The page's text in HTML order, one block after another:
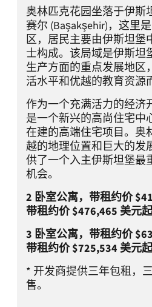
奥林匹克花园坐落于伊斯
赛尔 (Başakşehir)，这里
区，居民主要由伊斯坦堡
士构成。该局域是伊斯坦
生产方面的重点发展地区
活水平和优越的教育资源
作为一个充满活力的经济
是一个新兴的高尚住宅中
在建的高端住宅项目。奥
越的地理位置和巨大的发
供了一个入主伊斯坦堡最
机会。
2 卧室公寓，带租约价
带租约价 $476,465 美元起
3 卧室公寓，带租约价
带租约价 $725,534 美元起
* 开发商提供三年包租，
售。